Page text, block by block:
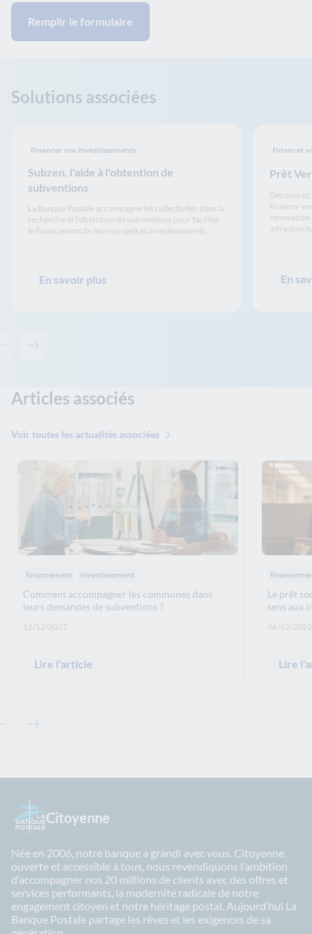
Remplir le formulaire
Solutions associées
Subzen, l'aide à l'obtention de
subventions
Financer vos investissements
La Banque Postale accompagne les collectivités dans la
recherche et l’obtention de subventions pour faciliter
le financement de leurs projets et investissements.
En savoir plus
Prêt
Financer
Découvrez
financer
rénovation
En
Contenu précédent - Solutions associées
Contenu suivant - Solutions associées
Articles associés
Voir toutes les actualités associées
Thématiques :
financement investissement
Comment accompagner les communes dans
leurs demandes de subventions ?
Date de publication: :
12/12/2022
Lire l'article
Le prêt
sens aux
Date de
06/12/2022
Lire
Contenu précédent - Articles associés
Contenu suivant - Articles associés
Citoyenne
Née en 2006, notre banque a grandi avec vous. Citoyenne,
ouverte et accessible à tous, nous revendiquons l’ambition
d’accompagner nos 20 millions de clients avec des offres et
services performants, la modernité radicale de notre
engagement citoyen et notre héritage postal. Aujourd’hui La
Banque Postale partage les rêves et les exigences de sa